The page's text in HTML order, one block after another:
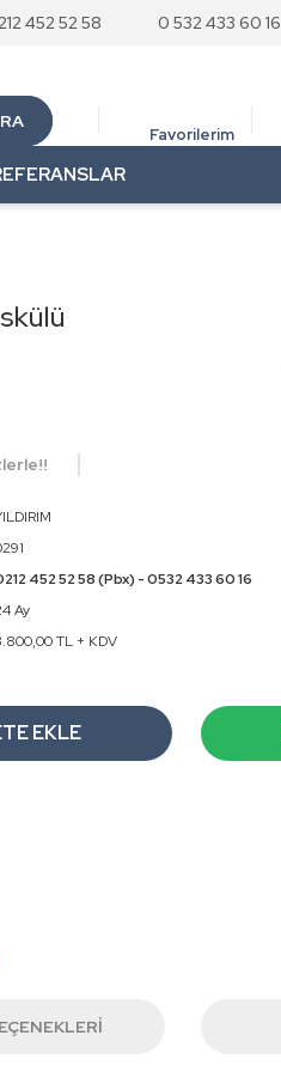
452 52 58 0 532 433 60 16
Favorilerim
452 52 58 (Pbx) - 0532 433 60 16
Ay
TL + KDV
EKLE